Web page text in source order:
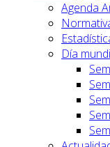
Agenda
Día